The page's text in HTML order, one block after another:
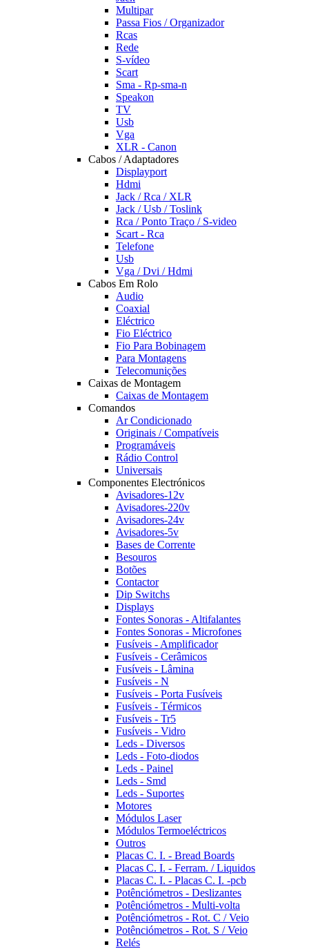
Multipar
Passa Fios / Organizador
Rcas
Rede
S-vídeo
Scart
Sma - Rp-sma-n
Speakon
TV
Usb
Vga
XLR - Canon
Cabos / Adaptadores
Displayport
Hdmi
Jack / Rca / XLR
Jack / Usb / Toslink
Rca / Ponto Traço / S-video
Scart - Rca
Telefone
Usb
Vga / Dvi / Hdmi
Cabos Em Rolo
Audio
Coaxial
Eléctrico
Fio Eléctrico
Fio Para Bobinagem
Para Montagens
Telecomunições
Caixas de Montagem
Caixas de Montagem
Comandos
Ar Condicionado
Originais / Compatíveis
Programáveis
Rádio Control
Universais
Componentes Electrónicos
Avisadores-12v
Avisadores-220v
Avisadores-24v
Avisadores-5v
Bases de Corrente
Besouros
Botões
Contactor
Dip Switchs
Displays
Fontes Sonoras - Altifalantes
Fontes Sonoras - Microfones
Fusíveis - Amplificador
Fusíveis - Cerâmicos
Fusíveis - Lâmina
Fusíveis - N
Fusíveis - Porta Fusíveis
Fusíveis - Térmicos
Fusíveis - Tr5
Fusíveis - Vidro
Leds - Diversos
Leds - Foto-diodos
Leds - Painel
Leds - Smd
Leds - Suportes
Motores
Módulos Laser
Módulos Termoeléctricos
Outros
Placas C. I. - Bread Boards
Placas C. I. - Ferram. / Liquidos
Placas C. I. - Placas C. I. -pcb
Potênciómetros - Deslizantes
Potênciómetros - Multi-volta
Potênciómetros - Rot. C / Veio
Potênciómetros - Rot. S / Veio
Relés